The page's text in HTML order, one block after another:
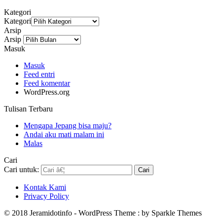
Kategori
Kategori
Arsip
Arsip
Masuk
Masuk
Feed entri
Feed komentar
WordPress.org
Tulisan Terbaru
Mengapa Jepang bisa maju?
Andai aku mati malam ini
Malas
Cari
Cari untuk:
Kontak Kami
Privacy Policy
© 2018 Jeramidotinfo - WordPress Theme : by Sparkle Themes